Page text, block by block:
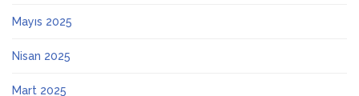
Mayıs 2025
Nisan 2025
Mart 2025